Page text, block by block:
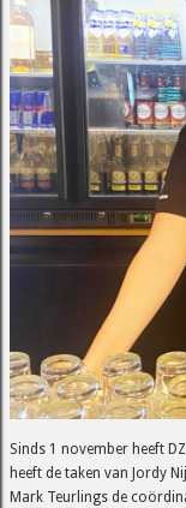
Sinds 1 november heeft
heeft de taken van Jordy
Mark Teurlings de